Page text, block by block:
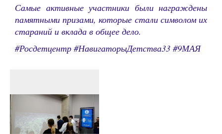
Самые активные участники были награждены
памятными призами, которые стали символом их
стараний и вклада в общее дело.
#Росдетцентр #НавигаторыДетства33 #9МАЯ